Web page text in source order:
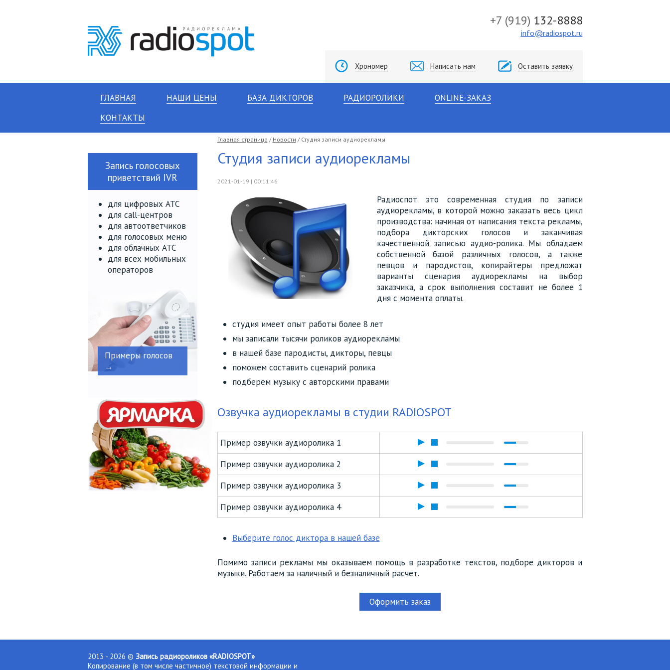
+7 (919) 132-8888
info@radiospot.ru
Хрономер Написать нам Оставить заявку
ГЛАВНАЯ НАШИ ЦЕНЫ БАЗА ДИКТОРОВ РАДИОРОЛИКИ
ONLINE-ЗАКАЗ
КОНТАКТЫ
Главная страница / Новости / Студия записи аудиорекламы
Студия записи аудиорекламы
2021-01-19 | 00:11:46
Радиоспот это современная студия по записи
аудиорекламы, в которой можно заказать весь цикл
производства: начиная от написания текста рекламы,
подбора дикторских голосов и заканчивая
качественной записью аудио-ролика. Мы обладаем
собственной базой различных голосов, а также
певцов и пародистов, копирайтеры предложат
варианты сценария аудиорекламы на выбор
заказчика, а срок выполнения составит не более 1
дня с момента оплаты.
студия имеет опыт работы более 8 лет
мы записали тысячи роликов аудиорекламы
в нашей базе пародисты, дикторы, певцы
поможем составить сценарий ролика
подберём музыку с авторскими правами
Озвучка аудиорекламы в студии RADIOSPOT
Пример озвучки аудиоролика 1
Пример озвучки аудиоролика 2
Пример озвучки аудиоролика 3
Пример озвучки аудиоролика 4
Выберите голос диктора в нашей базе
Помимо записи рекламы мы оказываем помощь в разработке текстов, подборе дикторов и
музыки. Работаем за наличный и безналичный расчет.
Оформить заказ
Запись голосовых
приветствий IVR
для цифровых АТС
для call-центров
для автоответчиков
для голосовых меню
для облачных АТС
для всех мобильных
операторов
Примеры голосов
→
2013 - 2026 © Запись радиороликов «RADIOSPOT»
Копирование (в том числе частичное) текстовой информации и